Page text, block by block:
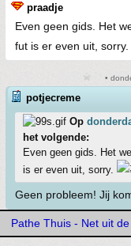
praadje
Even geen gids. Het
fut is er even uit, sorry.
•
potjecreme
Op
het volgende:
Even geen gids. Het
is er even uit, sorry.
Geen probleem! Jij
Pathe Thuis - Net uit